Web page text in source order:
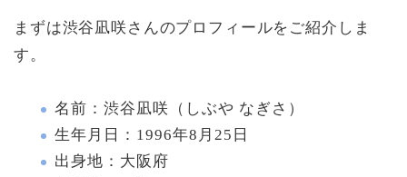
まずは渋谷凪咲さんのプロフィールをご紹介しま
す。
名前：渋谷凪咲（しぶや なぎさ）
生年月日：1996年8月25日
出身地：大阪府